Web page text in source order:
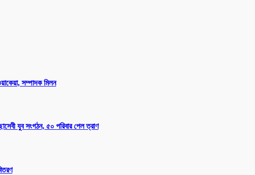
সম্পাদক মিলন
যুব সংগঠন, ৫০ পরিবার পেল ত্রাণ